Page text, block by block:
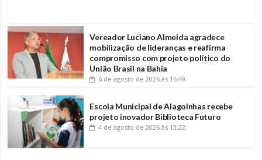
Vereador Luciano Almeida agradece
mobilização de lideranças e reafirma
compromisso com projeto político do
União Brasil na Bahia
6 de agosto de 2026 às 16:49
Escola Municipal de Alagoinhas recebe
projeto inovador Biblioteca Futuro
4 de agosto de 2026 às 13:22